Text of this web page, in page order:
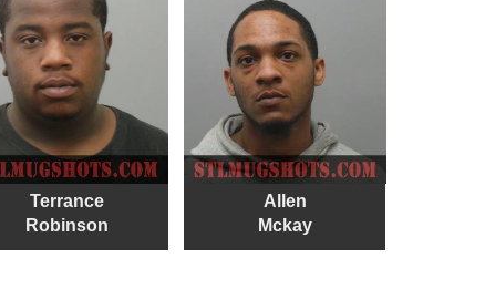
Terrance
Robinson
Allen
Mckay